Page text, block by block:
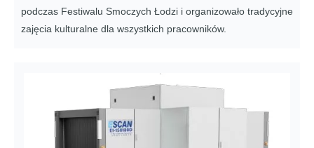
podczas Festiwalu Smoczych Łodzi i organizowało tradycyjne
zajęcia kulturalne dla wszystkich pracowników.